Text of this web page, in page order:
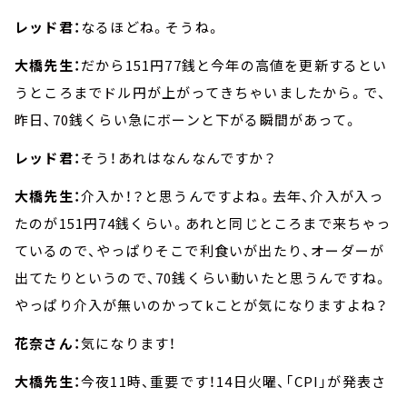
レッド君： なるほどね。そうね。
大橋先生：だから151円77銭と今年の高値を更新するとい
うところまでドル円が上がってきちゃいましたから。で、
昨日、70銭くらい急にボーンと下がる瞬間があって。
レッド君：そう！あれはなんなんですか？
大橋先生：介入か！？と思うんですよね。去年、介入が入っ
たのが151円74銭くらい。あれと同じところまで来ちゃっ
ているので、やっぱりそこで利食いが出たり、オーダーが
出てたりというので、70銭くらい動いたと思うんですね。
やっぱり介入が無いのかってkことが気になりますよね？
花奈さん：気になります！
大橋先生：今夜11時、重要です！14日火曜、「CPI」が発表さ